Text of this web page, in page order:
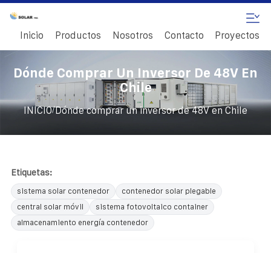
Inicio Productos Nosotros Contacto Proyectos
Dónde Comprar Un Inversor De 48V En
Chile
INICIO/Dónde comprar un inversor de 48V en Chile
Etiquetas:
sistema solar contenedor
contenedor solar plegable
central solar móvil
sistema fotovoltaico container
almacenamiento energía contenedor